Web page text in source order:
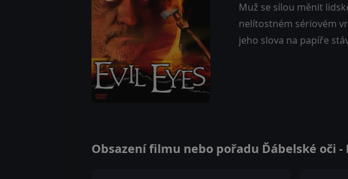
Muž se sílou měnit
nelítostném sériovém
jeho slova na papíře
Obsazení filmu nebo pořadu Ďábelské oči -